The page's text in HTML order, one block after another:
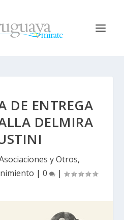
DE ENTREGA
DELMIRA
y Otros,
| 0 |